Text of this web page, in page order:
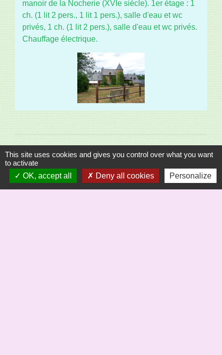
manoir de la Nocherie (XVIe siècle). 1er étage : 1
ch. (1 lit 2 pers., 1 lit 1 pers.), salle d'eau et wc
privés, 1 ch. (1 lit 2 pers.), salle d'eau et wc privés.
Chauffage électrique.
Sécrétariat
This site uses cookies and gives you control over what you want
to activate
OK, accept all
Deny all cookies Personalize